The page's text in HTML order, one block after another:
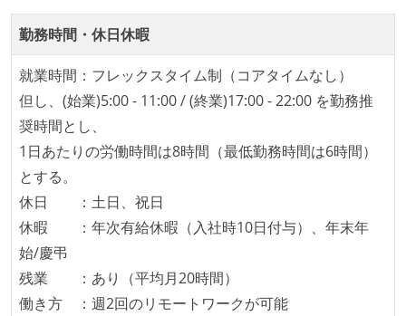
割を持たない人がいる
技術カルチャー
CTO またはそれに準じる、技術やワークフローの標準
化を行う役割の人・部門が存在する
取締役（社内）または執行役員として、エンジニアリ
ング部門の人間が経営に参加している
最新技術を追いかけるための社内勉強会が定期開催さ
れ、参加者が自主的に参加している
Slack等で、最新技術の良し悪しをメンバーがよく会話
している
待遇・福利厚生
勤務時間・休日休暇
就業時間：フレックスタイム制（コアタイムなし）
但し、(始業)5:00 - 11:00 / (終業)17:00 - 22:00 を勤務推
奨時間とし、
1日あたりの労働時間は8時間（最低勤務時間は6時間）
とする。
休日 ：土日、祝日
休暇 ：年次有給休暇（入社時10日付与）、年末年
始/慶弔
残業 ：あり（平均月20時間）
働き方 ：週2回のリモートワークが可能